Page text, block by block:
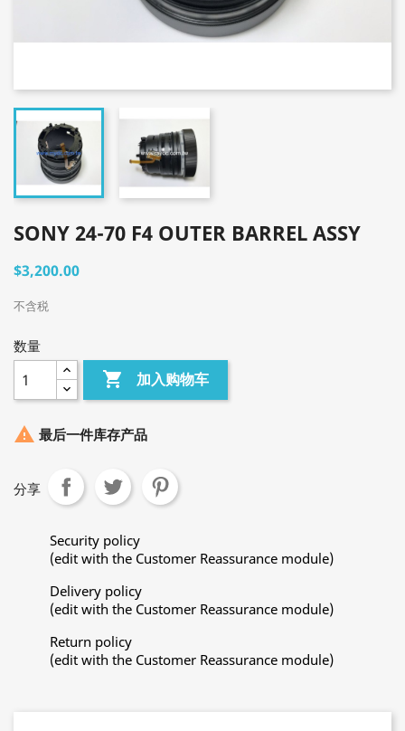
SONY 24-70 F4 OUTER BARREL ASSY
$3,200.00
不含税
数量
 加入购物车
 最后一件库存产品
分享
Security policy
(edit with the Customer Reassurance module)
Delivery policy
(edit with the Customer Reassurance module)
Return policy
(edit with the Customer Reassurance module)